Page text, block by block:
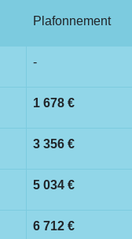
Plafonnement
-
1 678 €
3 356 €
5 034 €
6 712 €